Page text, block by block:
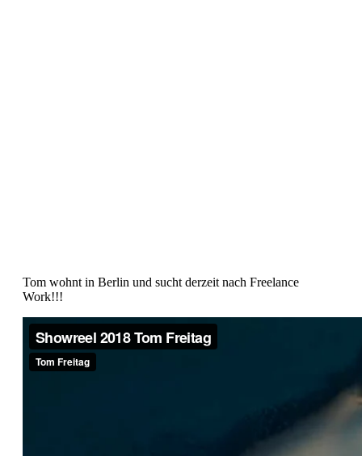
Tom wohnt in Berlin und sucht derzeit nach Freelance
Work!!!